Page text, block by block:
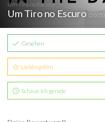
Um Tiro no Escuro
Um Tiro no Escuro(2005)
Gesehen
Lieblingsfilm
Schaue ich gerade